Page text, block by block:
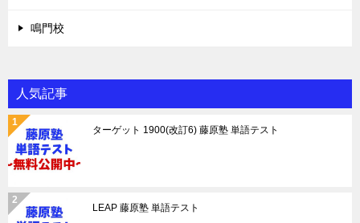
鳴門校
人気記事
ターゲット 1900(改訂6) 藤原塾 単語テスト
LEAP 藤原塾 単語テスト